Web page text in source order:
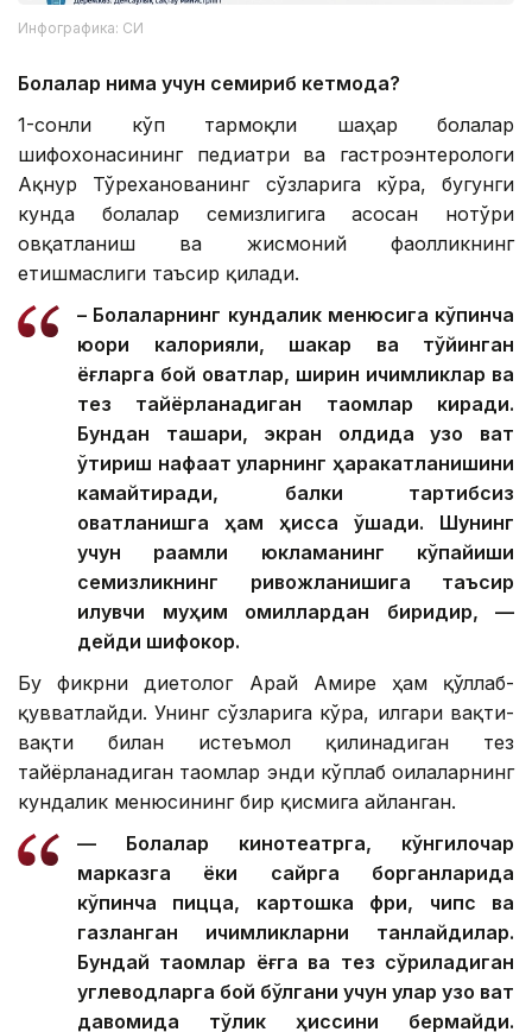
Инфографика: СИ
Болалар нима учун семириб кетмоқда?
1-сонли кўп тармоқли шаҳар болалар
шифохонасининг педиатри ва гастроэнтерологи
Ақнур Тўреханованинг сўзларига кўра, бугунги
кунда болалар семизлигига асосан нотўғри
овқатланиш ва жисмоний фаолликнинг
етишмаслиги таъсир қилади.
– Болаларнинг кундалик менюсига кўпинча
юқори калорияли, шакар ва тўйинган
ёғларга бой овқатлар, ширин ичимликлар ва
тез тайёрланадиган таомлар киради.
Бундан ташқари, экран олдида узоқ вақт
ўтириш нафақат уларнинг ҳаракатланишини
камайтиради, балки тартибсиз
овқатланишга ҳам ҳисса қўшади. Шунинг
учун рақамли юкламанинг кўпайиши
семизликнинг ривожланишига таъсир
қилувчи муҳим омиллардан биридир, —
дейди шифокор.
Бу фикрни диетолог Арай Амире ҳам қўллаб-
қувватлайди. Унинг сўзларига кўра, илгари вақти-
вақти билан истеъмол қилинадиган тез
тайёрланадиган таомлар энди кўплаб оилаларнинг
кундалик менюсининг бир қисмига айланган.
— Болалар кинотеатрга, кўнгилочар
марказга ёки сайрга борганларида
кўпинча пицца, картошка фри, чипс ва
газланган ичимликларни танлайдилар.
Бундай таомлар ёғга ва тез сўриладиган
углеводларга бой бўлгани учун улар узоқ вақт
давомида тўқлик ҳиссини бермайди.